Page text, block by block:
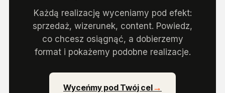
Każdą realizację wyceniamy pod efekt:
sprzedaż, wizerunek, content. Powiedz,
co chcesz osiągnąć, a dobierzemy
format i pokażemy podobne realizacje.
Wyceńmy pod Twój cel